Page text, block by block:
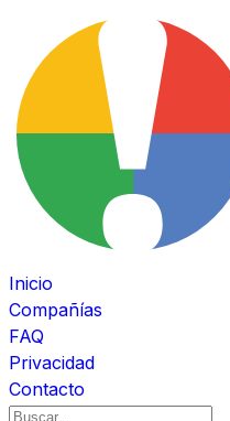
Inicio
Compañías
FAQ
Privacidad
Contacto